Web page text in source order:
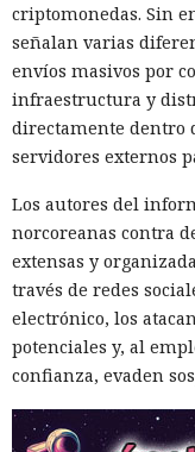
criptomonedas. Sin
señalan varias
envíos masivos por
infraestructura y
directamente dentro
servidores externos
Los autores del
norcoreanas contra
extensas y
través de redes
electrónico, los
potenciales y, al
confianza, evaden